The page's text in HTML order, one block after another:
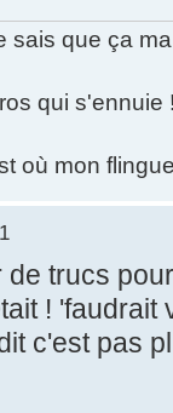
sais que ça
qui s'ennuie
où mon
trucs
! 'faudrait
c'est pas